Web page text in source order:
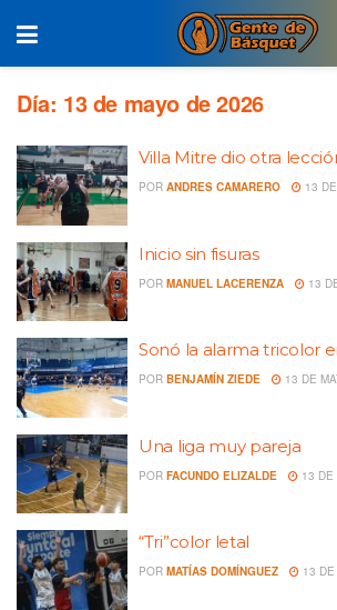
Día: 13 de mayo de 2026
Villa Mitre dio otra
POR ANDRES CAMARERO 13
Inicio sin fisuras
POR MANUEL LACERENZA 13
Sonó la alarma tricolor
POR BENJAMÍN ZIEDE 13 DE
Una liga muy pareja
POR FACUNDO ELIZALDE 13 DE
“Tri”color letal
POR MATÍAS DOMÍNGUEZ 13